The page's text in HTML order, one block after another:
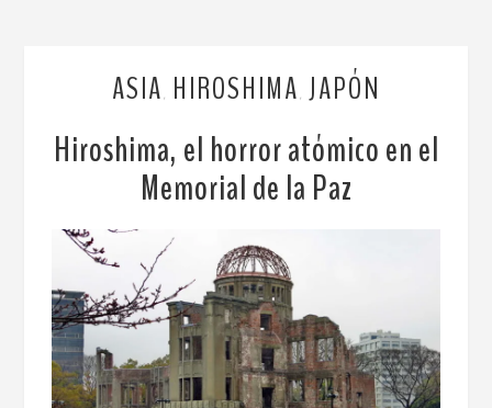
ASIA HIROSHIMA JAPÓN
Hiroshima, el horror atómico en el
Memorial de la Paz